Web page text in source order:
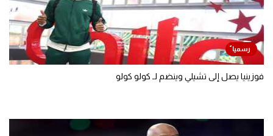
فوزينيا يصل إلى تشيلي وينضم لـ كولو كولو